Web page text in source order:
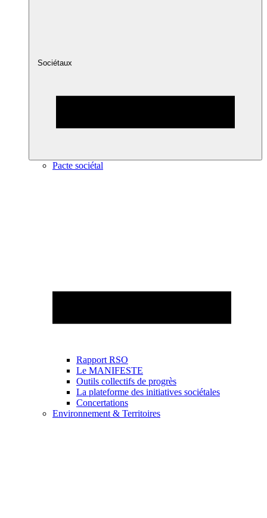
Sociétaux
Pacte sociétal
Rapport RSO
Le MANIFESTE
Outils collectifs de progrès
La plateforme des initiatives sociétales
Concertations
Environnement & Territoires